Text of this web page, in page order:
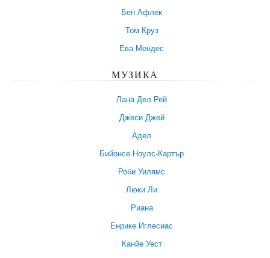
Бен Афлек
Том Круз
Ева Мендес
МУЗИКА
Лана Дел Рей
Джеси Джей
Адел
Бийонсе Ноулс-Картър
Роби Уилямс
Люки Ли
Риана
Енрике Иглесиас
Канйе Уест